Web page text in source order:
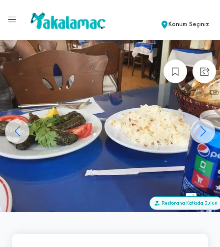
Konum Seçiniz
+3
Restorana Katkıda Bulun